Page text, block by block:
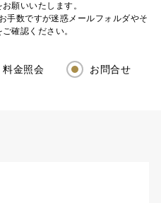
願いいたします。
手数ですが迷惑メールフォルダやそ
確認ください。
料金照会 お問合せ